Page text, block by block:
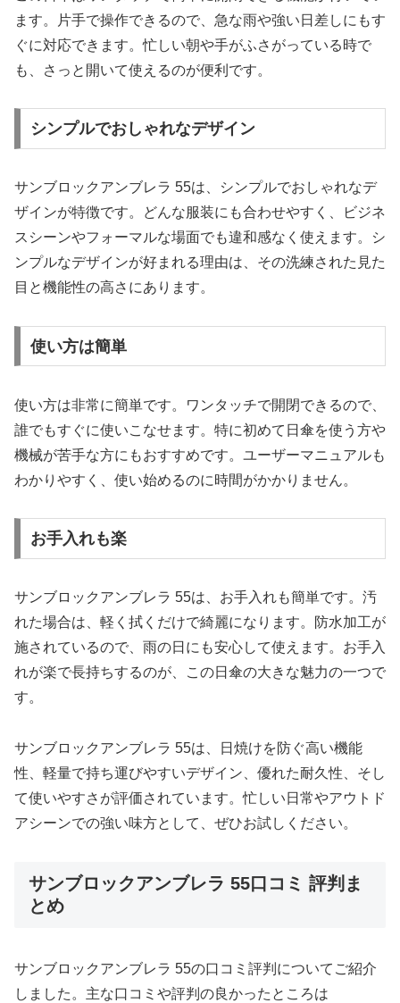
ます。片手で操作できるので、急な雨や強い日差しにもす
ぐに対応できます。忙しい朝や手がふさがっている時で
も、さっと開いて使えるのが便利です。
シンプルでおしゃれなデザイン
サンブロックアンブレラ 55は、シンプルでおしゃれなデ
ザインが特徴です。どんな服装にも合わせやすく、ビジネ
スシーンやフォーマルな場面でも違和感なく使えます。シ
ンプルなデザインが好まれる理由は、その洗練された見た
目と機能性の高さにあります。
使い方は簡単
使い方は非常に簡単です。ワンタッチで開閉できるので、
誰でもすぐに使いこなせます。特に初めて日傘を使う方や
機械が苦手な方にもおすすめです。ユーザーマニュアルも
わかりやすく、使い始めるのに時間がかかりません。
お手入れも楽
サンブロックアンブレラ 55は、お手入れも簡単です。汚
れた場合は、軽く拭くだけで綺麗になります。防水加工が
施されているので、雨の日にも安心して使えます。お手入
れが楽で長持ちするのが、この日傘の大きな魅力の一つで
す。
サンブロックアンブレラ 55は、日焼けを防ぐ高い機能
性、軽量で持ち運びやすいデザイン、優れた耐久性、そし
て使いやすさが評価されています。忙しい日常やアウトド
アシーンでの強い味方として、ぜひお試しください。
サンブロックアンブレラ 55口コミ 評判ま
とめ
サンブロックアンブレラ 55の口コミ評判についてご紹介
しました。主な口コミや評判の良かったところは